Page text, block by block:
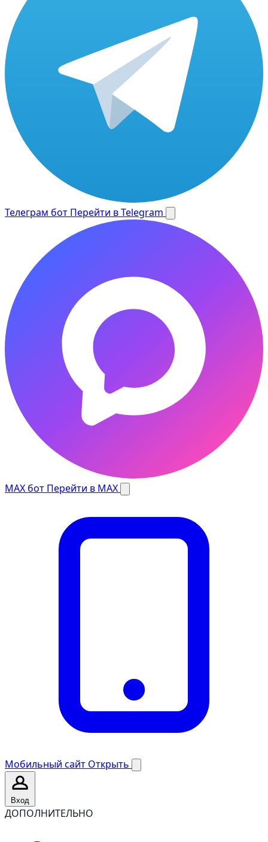
Телеграм бот Перейти в Telegram
MAX бот Перейти в MAX
Мобильный сайт Открыть
Вход
ДОПОЛНИТЕЛЬНО